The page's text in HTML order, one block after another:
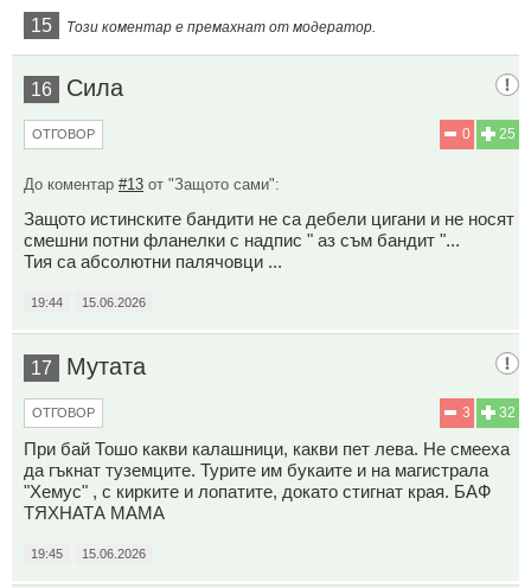
15 Този коментар е премахнат от модератор.
16 Сила
25
0
ОТГОВОР
До коментар #13 от "Защото сами":
Защото истинските бандити не са дебели цигани и не носят
смешни потни фланелки с надпис " аз съм бандит "...
Тия са абсолютни палячовци ...
19:44 15.06.2026
17 Мутата
32
3
ОТГОВОР
При бай Тошо какви калашници, какви пет лева. Не смееха
да гъкнат туземците. Турите им букаите и на магистрала
"Хемус" , с кирките и лопатите, докато стигнат края. БАФ
ТЯХНАТА МАМА
19:45 15.06.2026